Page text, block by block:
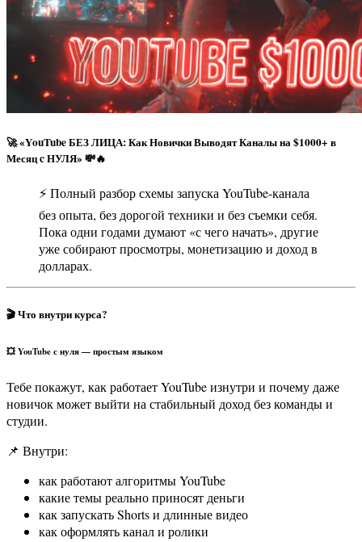
🚀 «YouTube БЕЗ ЛИЦА: Как Новички Выводят Каналы на $1000+ в
Месяц c НУЛЯ» 💸🔥
⚡ Полный разбор схемы запуска YouTube-канала
без опыта, без дорогой техники и без съемки себя.
Пока одни годами думают «с чего начать», другие
уже собирают просмотры, монетизацию и доход в
долларах.
🎬 Что внутри курса?
💥 YouTube с нуля — простым языком
Тебе покажут, как работает YouTube изнутри и почему даже
новичок может выйти на стабильный доход без команды и
студии.
📌 Внутри:
как работают алгоритмы YouTube
какие темы реально приносят деньги
как запускать Shorts и длинные видео
как оформлять канал и ролики